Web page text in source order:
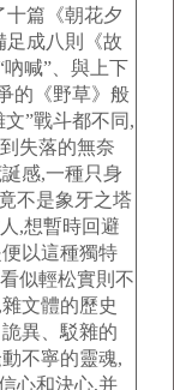
十篇《朝花夕
足成八則《故
喊”、與上下
的《野草》般
”戰斗都不同,
失落的無奈
感,一種只身
不是象牙之塔
,想暫時回避
以這種獨特
似輕松實則不
文體的歷史
異、駁雜的
不寧的靈魂,
心和決心,并